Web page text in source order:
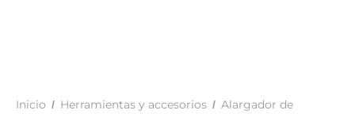
Inicio / Herramientas y accesorios / Alargador de